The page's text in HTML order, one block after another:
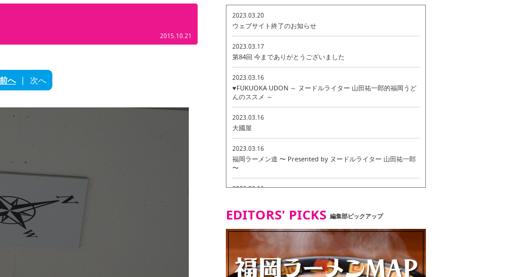
2015.10.21
前へ| 次へ
2023.03.20
ウェブサイト終了のお知らせ
2023.03.17
第84回 今までありがとうございました
2023.03.16
♥FUKUOKA UDON ～ ヌードルライター 山田祐一郎的福岡うど
んのススメ ～
2023.03.16
大國屋
2023.03.16
福岡ラーメン道 〜 Presented by ヌードルライター 山田祐一郎
〜
2023.03.16
2023.03.07
ヴィーガン・ベジタリアンメニュー試食ツアー in 福岡市
2023.03.07
磯ぎよからず 博多本店 〜 ヴィーガン・ベジタリアンメニュー試
食ツアー in 福岡市！〜
EDITORS' PICKS 編集部ピックアップ